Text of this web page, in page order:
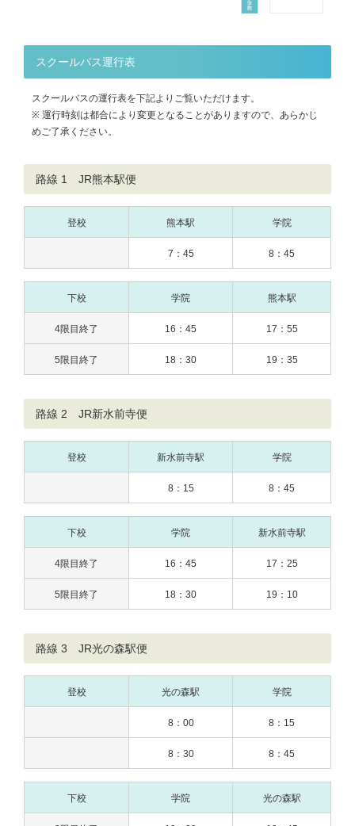
スクールバス運行表
スクールバスの運行表を下記よりご覧いただけます。
※ 運行時刻は都合により変更となることがありますので、あらかじ
めご了承ください。
路線 1 JR熊本駅便
登校 熊本駅 学院
7：45 8：45
下校 学院 熊本駅
4限目終了 16：45 17：55
5限目終了 18：30 19：35
路線 2 JR新水前寺便
登校 新水前寺駅 学院
8：15 8：45
下校 学院 新水前寺駅
4限目終了 16：45 17：25
5限目終了 18：30 19：10
路線 3 JR光の森駅便
登校 光の森駅 学院
8：00 8：15
8：30 8：45
下校 学院 光の森駅